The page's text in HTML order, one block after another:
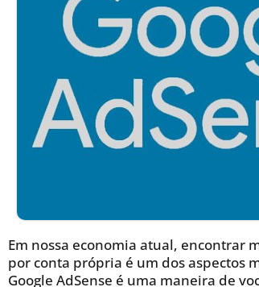
Em nossa economia atual, encontrar
por conta própria é um dos aspectos
Google AdSense é uma maneira de